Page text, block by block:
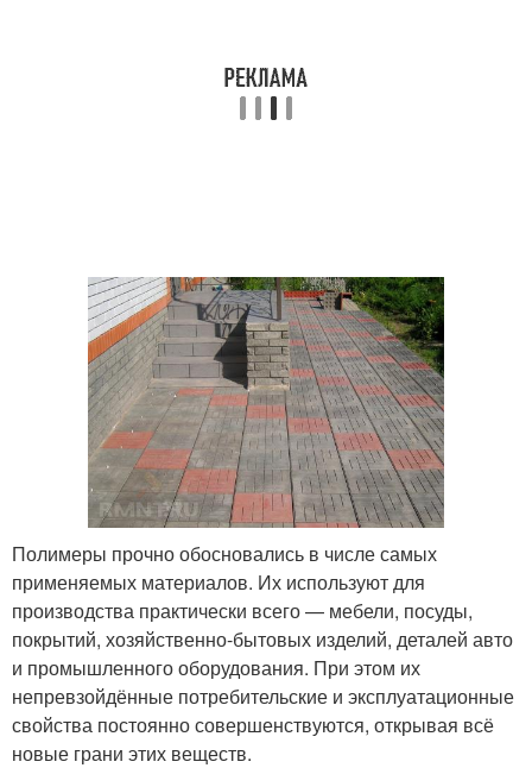
Полимеры прочно обосновались в числе самых
применяемых материалов. Их используют для
производства практически всего — мебели, посуды,
покрытий, хозяйственно-бытовых изделий, деталей авто
и промышленного оборудования. При этом их
непревзойдённые потребительские и эксплуатационные
свойства постоянно совершенствуются, открывая всё
новые грани этих веществ.